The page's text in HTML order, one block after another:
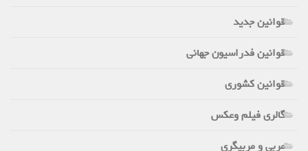
قوانین جدید
قوانین فدراسیون جهانی
قوانین کشوری
گالری فیلم وعکس
مربی و مربیگری